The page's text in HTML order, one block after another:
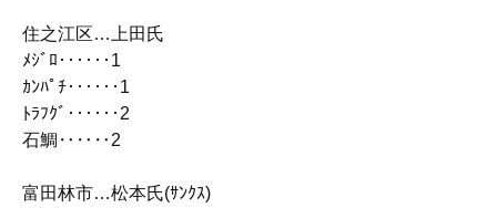
住之江区…上田氏
ﾒｼﾞﾛ‥‥‥1
ｶﾝﾊﾟﾁ‥‥‥1
ﾄﾗﾌｸﾞ‥‥‥2
石鯛‥‥‥2
富田林市…松本氏(ｻﾝｸｽ)